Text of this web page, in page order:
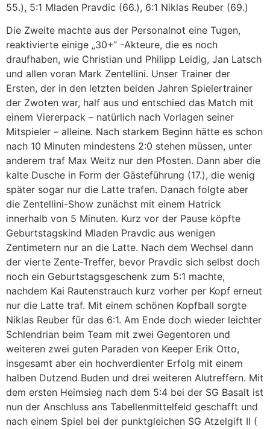
55.), 5:1 Mladen Pravdic (66.), 6:1 Niklas Reuber (69.)
Die Zweite machte aus der Personalnot eine Tugen,
reaktivierte einige „30+“ -Akteure, die es noch
draufhaben, wie Christian und Philipp Leidig, Jan Latsch
und allen voran Mark Zentellini. Unser Trainer der
Ersten, der in den letzten beiden Jahren Spielertrainer
der Zwoten war, half aus und entschied das Match mit
einem Viererpack – natürlich nach Vorlagen seiner
Mitspieler – alleine. Nach starkem Beginn hätte es schon
nach 10 Minuten mindestens 2:0 stehen müssen, unter
anderem traf Max Weitz nur den Pfosten. Dann aber die
kalte Dusche in Form der Gästeführung (17.), die wenig
später sogar nur die Latte trafen. Danach folgte aber
die Zentellini-Show zunächst mit einem Hatrick
innerhalb von 5 Minuten. Kurz vor der Pause köpfte
Geburtstagskind Mladen Pravdic aus wenigen
Zentimetern nur an die Latte. Nach dem Wechsel dann
der vierte Zente-Treffer, bevor Pravdic sich selbst doch
noch ein Geburtstagsgeschenk zum 5:1 machte,
nachdem Kai Rautenstrauch kurz vorher per Kopf erneut
nur die Latte traf. Mit einem schönen Kopfball sorgte
Niklas Reuber für das 6:1. Am Ende doch wieder leichter
Schlendrian beim Team mit zwei Gegentoren und
weiteren zwei guten Paraden von Keeper Erik Otto,
insgesamt aber ein hochverdienter Erfolg mit einem
halben Dutzend Buden und drei weiteren Alutreffern. Mit
dem ersten Heimsieg nach dem 5:4 bei der SG Basalt ist
nun der Anschluss ans Tabellenmittelfeld geschafft und
nach einem Spiel bei der punktgleichen SG Atzelgift II (